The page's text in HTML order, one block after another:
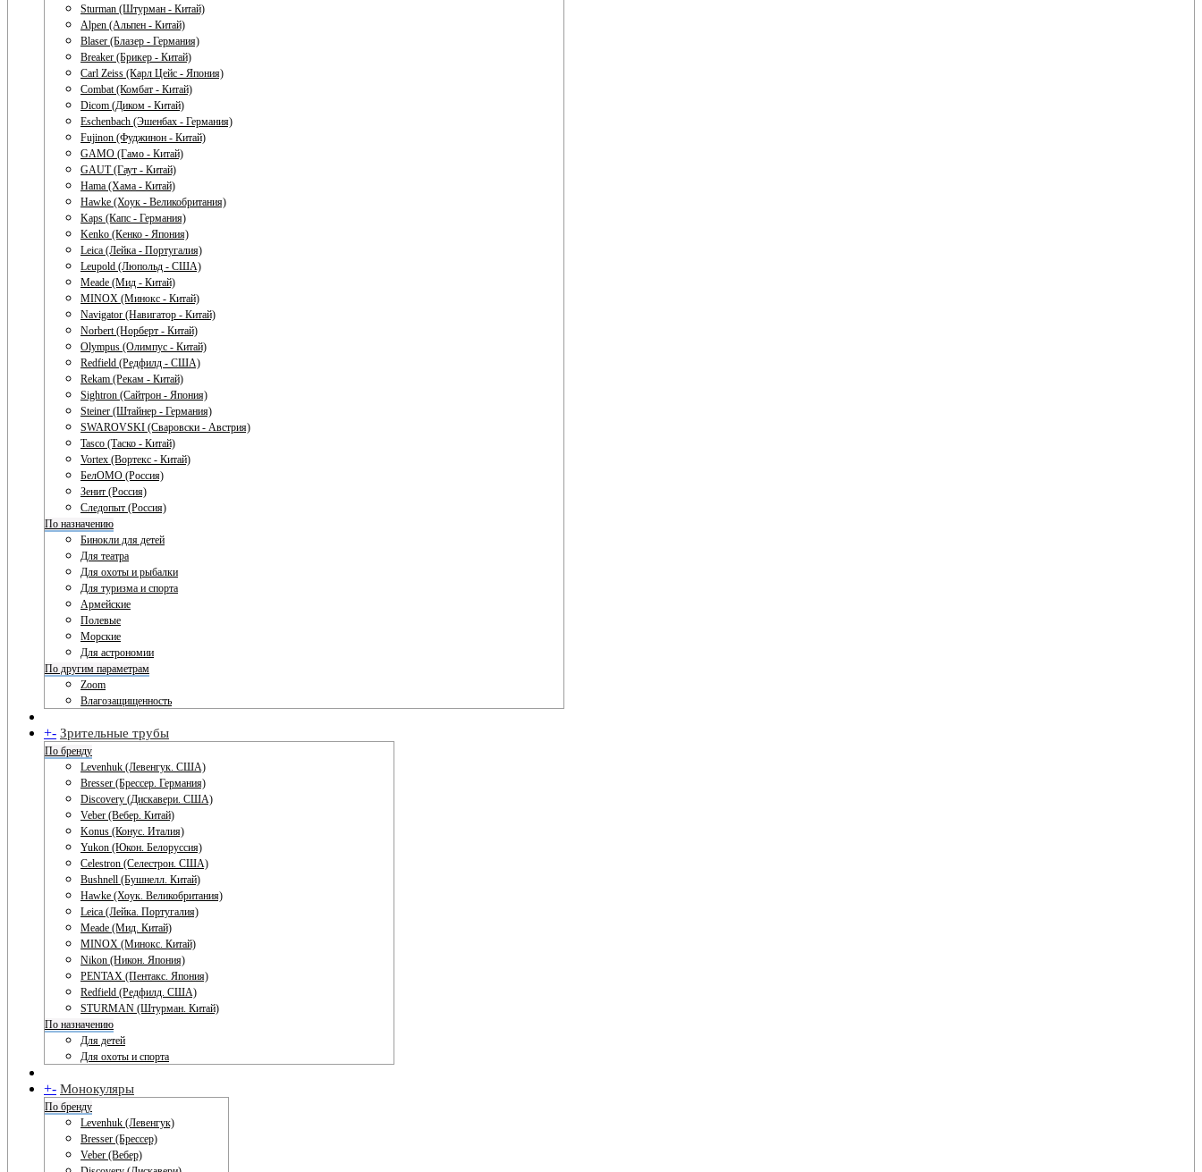
Sturman (Штурман - Китай)
Alpen (Альпен - Китай)
Blaser (Блазер - Германия)
Breaker (Брикер - Китай)
Carl Zeiss (Карл Цейс - Япония)
Combat (Комбат - Китай)
Dicom (Диком - Китай)
Eschenbach (Эшенбах - Германия)
Fujinon (Фуджинон - Китай)
GAMO (Гамо - Китай)
GAUT (Гаут - Китай)
Hama (Хама - Китай)
Hawke (Хоук - Великобритания)
Kaps (Капс - Германия)
Kenko (Кенко - Япония)
Leica (Лейка - Португалия)
Leupold (Люпольд - США)
Meade (Мид - Китай)
MINOX (Минокс - Китай)
Navigator (Навигатор - Китай)
Norbert (Норберт - Китай)
Olympus (Олимпус - Китай)
Redfield (Редфилд - США)
Rekam (Рекам - Китай)
Sightron (Сайтрон - Япония)
Steiner (Штайнер - Германия)
SWAROVSKI (Сваровски - Австрия)
Tasco (Таско - Китай)
Vortex (Вортекс - Китай)
БелОМО (Россия)
Зенит (Россия)
Следопыт (Россия)
По назначению
Бинокли для детей
Для театра
Для охоты и рыбалки
Для туризма и спорта
Армейские
Полевые
Морские
Для астрономии
По другим параметрам
Zoom
Влагозащищенность
+- Зрительные трубы
По бренду
Levenhuk (Левенгук. США)
Bresser (Брессер. Германия)
Discovery (Дискавери. США)
Veber (Вебер. Китай)
Konus (Конус. Италия)
Yukon (Юкон. Белоруссия)
Celestron (Селестрон. США)
Bushnell (Бушнелл. Китай)
Hawke (Хоук. Великобритания)
Leica (Лейка. Португалия)
Meade (Мид. Китай)
MINOX (Минокс. Китай)
Nikon (Никон. Япония)
PENTAX (Пентакс. Япония)
Redfield (Редфилд. США)
STURMAN (Штурман. Китай)
По назначению
Для детей
Для охоты и спорта
+- Монокуляры
По бренду
Levenhuk (Левенгук)
Bresser (Брессер)
Veber (Вебер)